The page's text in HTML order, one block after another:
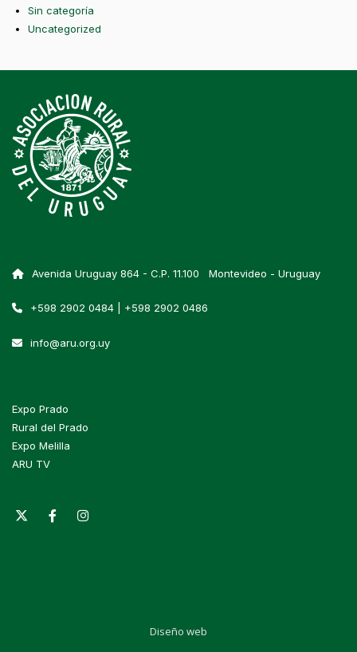
Sin categoría
Uncategorized
Avenida Uruguay 864 - C.P. 11.100 Montevideo - Uruguay
+598 2902 0484 | +598 2902 0486
info@aru.org.uy
Expo Prado
Rural del Prado
Expo Melilla
ARU TV
Diseño web